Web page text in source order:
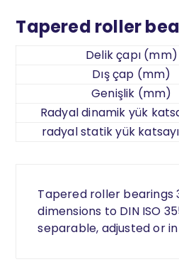
Tapered roller
Delik çapı (mm)
Dış çap (mm)
Genişlik (mm)
Radyal dinamik yük
radyal statik yük
Tapered roller bearings
dimensions to DIN ISO
separable, adjusted or